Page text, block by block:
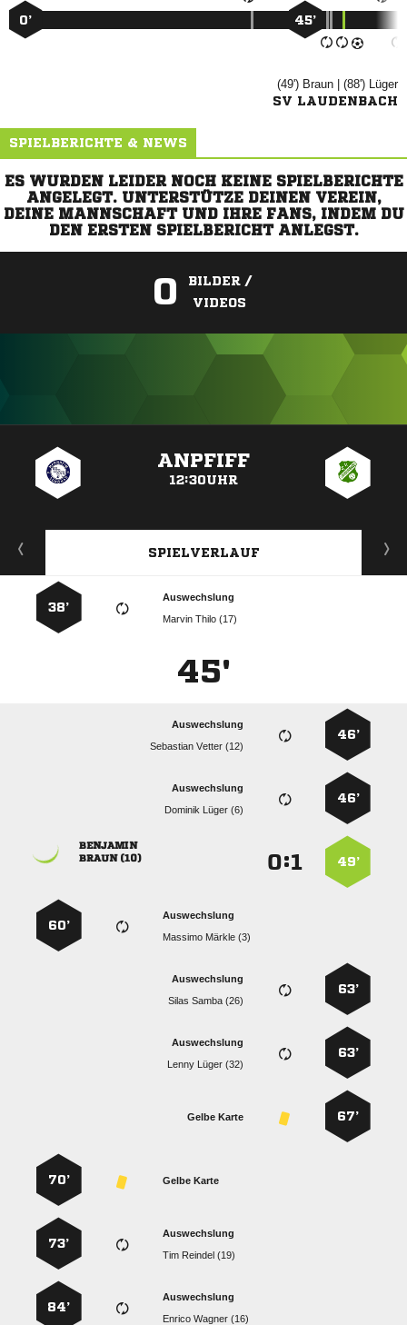
0’ 45’
(49')  | (88') 
SV LAUDENBACH
SPIELBERICHTE & NEWS
ES WURDEN LEIDER NOCH KEINE SPIELBERICHTE
ANGELEGT. UNTERSTÜTZE DEINEN VEREIN,
DEINE MANNSCHAFT UND IHRE FANS, INDEM DU
DEN ERSTEN SPIELBERICHT ANLEGST.
0
BILDER /
VIDEOS
ANPFIFF
12:30UHR
SPIELVERLAUF
Auswechslung
  
38’
45'
46’
Auswechslung
  
46’
Auswechslung
  
49’
:

 
Auswechslung
  
60’
63’
Auswechslung
  
63’
Auswechslung
  
67’
Gelbe Karte
Gelbe Karte
70’
Auswechslung
  
73’
Auswechslung
  
84’